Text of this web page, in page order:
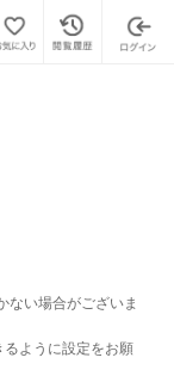
ない場合がございま
るように設定をお願